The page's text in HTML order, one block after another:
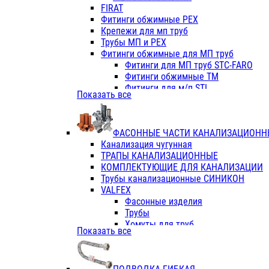
Фитинги ПП белые
Фитинги ПП белые
Фитинги ППс металл.белые
VALFEX
Трубы PE-RT
Трубы ПП водопровод белые
Трубы ПП водопровод серые
Трубы армированные
Трубы армированные
Фитинги с металл. серые
Фитинги ПП (серые)
Фитинги ПП белые
Краны
Фитинги ПП (белые)
Фитинги ПП с металлом белые
ПК КОНТУР
Краны полипропиленовые
Трубы полипропиленивые
FIRAT
Фитинги обжимные PEX
Крепежи для мп труб
Трубы МП и PEX
Фитинги обжимные для МП труб
Фитинги для МП труб STC-FARO
Фитинги обжимные ТМ
Фитинги для м/п STI
Фитинги для МП труб TITAN
TK
VALFEX
Показать все
ФАСОННЫЕ ЧАСТИ
Канализация чугунная
ТРАПЫ КАНАЛИЗАЦИОННЫЕ
КОМПЛЕКТУЮЩИЕ ДЛЯ КАНАЛИЗАЦИИ
Трубы канализационные СИНИКОН
VALFEX
Фасонные изделия
Трубы
Хомуты для труб
ПВХ (стройполимер)
Показать все